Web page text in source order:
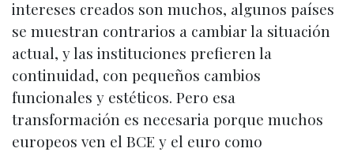
intereses creados son muchos, algunos países
se muestran contrarios a cambiar la situación
actual, y las instituciones prefieren la
continuidad, con pequeños cambios
funcionales y estéticos. Pero esa
transformación es necesaria porque muchos
europeos ven el BCE y el euro como